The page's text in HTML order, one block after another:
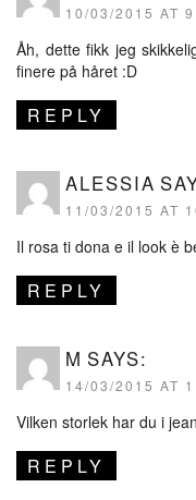
10/03/2015 AT
Åh, dette fikk jeg
finere på håret :D
REPLY
ALESSIA
11/03/2015 AT
Il rosa ti dona e il look è
REPLY
M SAYS:
14/03/2015 AT
Vilken storlek har du i
REPLY